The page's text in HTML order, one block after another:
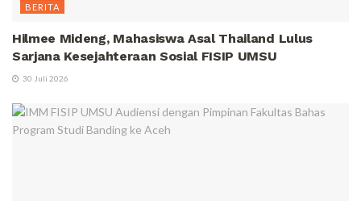
BERITA
Hilmee Mideng, Mahasiswa Asal Thailand Lulus
Sarjana Kesejahteraan Sosial FISIP UMSU
30 Juli 2026